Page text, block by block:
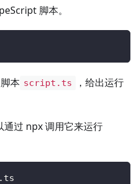
脚本。
本 script.ts
，给出运行
过 npx 调用它来运行